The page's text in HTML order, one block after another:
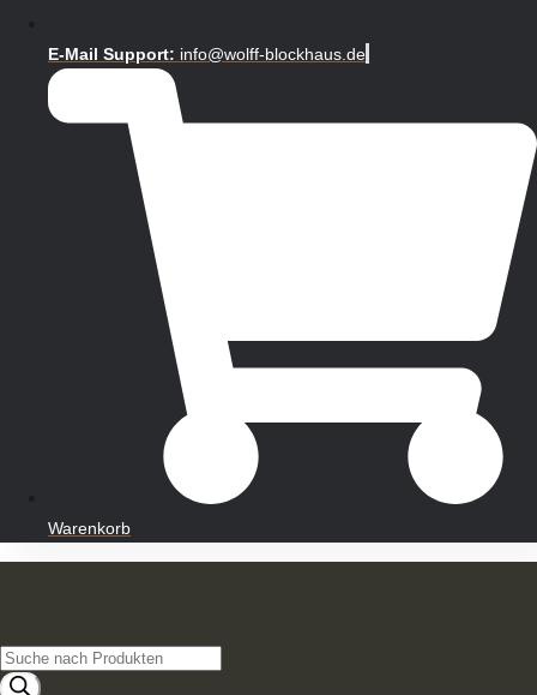
E-Mail Support: info@wolff-blockhaus.de
Warenkorb
Products
search